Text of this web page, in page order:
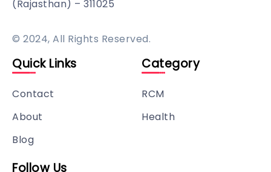
(Rajasthan) – 311025
© 2024, All Rights Reserved.
Quick Links
Contact
About
Blog
Category
RCM
Health
Follow Us